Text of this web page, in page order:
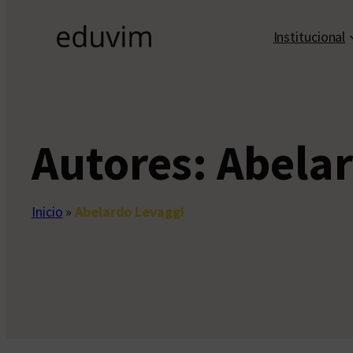
Institucional
Autores:
Inicio »Abelardo Levaggi